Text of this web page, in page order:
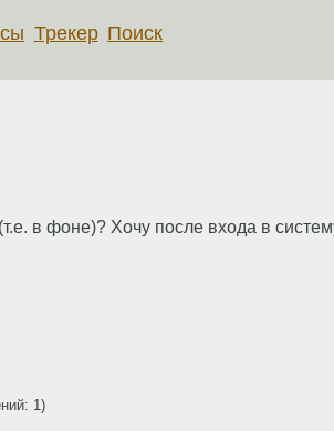
Трекер Поиск
в фоне)? Хочу после входа в
1)